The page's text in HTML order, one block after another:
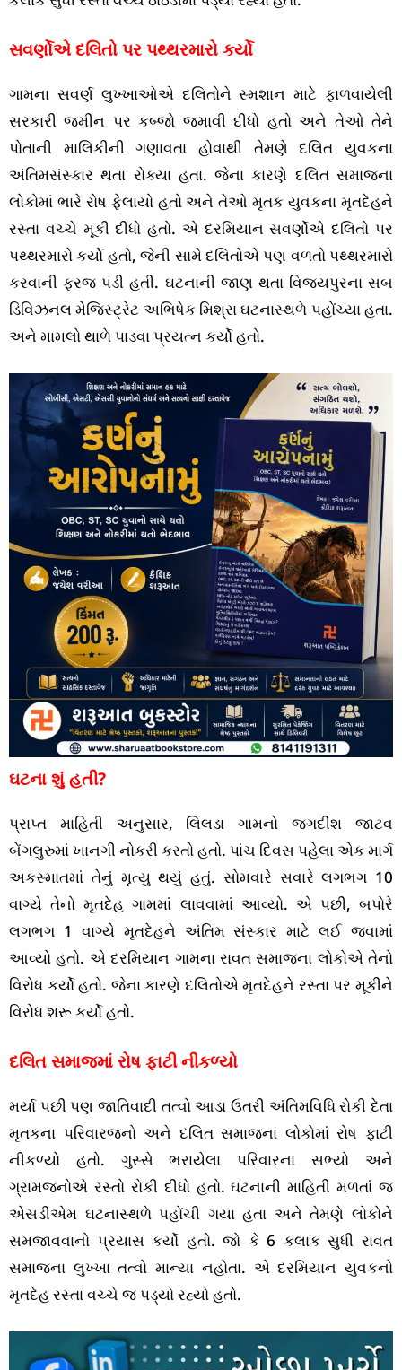
સવર્ણોએ દલિતો પર પથ્થરમારો કર્યો
ગામના સવર્ણ લુખ્ખાઓએ દલિતોને સ્મશાન માટે ફાળવાયેલી
સરકારી જમીન પર કબ્જો જમાવી દીધો હતો અને તેઓ તેને
પોતાની માલિકીની ગણાવતા હોવાથી તેમણે દલિત યુવકના
અંતિમસંસ્કાર થતા રોક્યા હતા. જેના કારણે દલિત સમાજના
લોકોમાં ભારે રોષ ફેલાયો હતો અને તેઓ મૃતક યુવકના મૃતદેહને
રસ્તા વચ્ચે મૂકી દીધો હતો. એ દરમિયાન સવર્ણોએ દલિતો પર
પથ્થરમારો કર્યો હતો, જેની સામે દલિતોએ પણ વળતો પથ્થરમારો
કરવાની ફરજ પડી હતી. ઘટનાની જાણ થતા વિજયપુરના સબ
ડિવિઝનલ મેજિસ્ટ્રેટ અભિષેક મિશ્રા ઘટનાસ્થળે પહોંચ્યા હતા.
અને મામલો થાળે પાડવા પ્રયત્ન કર્યો હતો.
ઘટના શું હતી?
પ્રાપ્ત માહિતી અનુસાર, લિલડા ગામનો જગદીશ જાટવ
બેંગલુરુમાં ખાનગી નોકરી કરતો હતો. પાંચ દિવસ પહેલા એક માર્ગ
અકસ્માતમાં તેનું મૃત્યુ થયું હતું. સોમવારે સવારે લગભગ 10
વાગ્યે તેનો મૃતદેહ ગામમાં લાવવામાં આવ્યો. એ પછી, બપોરે
લગભગ 1 વાગ્યે મૃતદેહને અંતિમ સંસ્કાર માટે લઈ જવામાં
આવ્યો હતો. એ દરમિયાન ગામના રાવત સમાજના લોકોએ તેનો
વિરોધ કર્યો હતો. જેના કારણે દલિતોએ મૃતદેહને રસ્તા પર મૂકીને
વિરોધ શરૂ કર્યો હતો.
દલિત સમાજમાં રોષ ફાટી નીકળ્યો
મર્યા પછી પણ જાતિવાદી તત્વો આડા ઉતરી અંતિમવિધિ રોકી દેતા
મૃતકના પરિવારજનો અને દલિત સમાજના લોકોમાં રોષ ફાટી
નીકળ્યો હતો. ગુસ્સે ભરાયેલા પરિવારના સભ્યો અને
ગ્રામજનોએ રસ્તો રોકી દીધો હતો. ઘટનાની માહિતી મળતાં જ
એસડીએમ ઘટનાસ્થળે પહોંચી ગયા હતા અને તેમણે લોકોને
સમજાવવાનો પ્રયાસ કર્યો હતો. જો કે 6 કલાક સુધી રાવત
સમાજના લુખ્ખા તત્વો માન્યા નહોતા. એ દરમિયાન યુવકનો
મૃતદેહ રસ્તા વચ્ચે જ પડ્યો રહ્યો હતો.